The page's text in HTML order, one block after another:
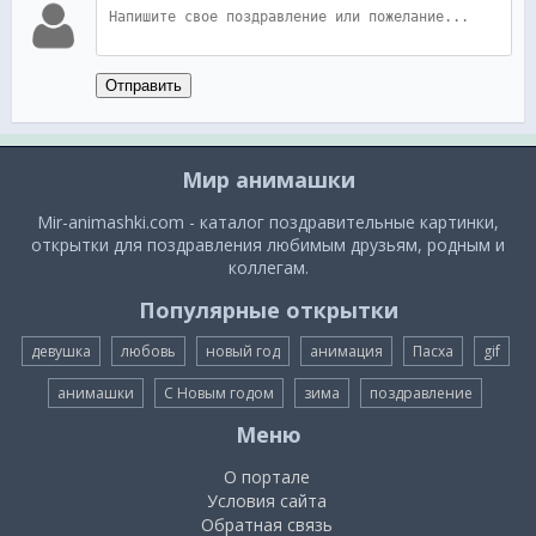
Отправить
Мир анимашки
Mir-animashki.com - каталог поздравительные картинки,
открытки для поздравления любимым друзьям, родным и
коллегам.
Популярные открытки
девушка любовь новый год анимация Пасха gif
анимашки С Новым годом зима поздравление
Меню
О портале
Условия сайта
Обратная связь